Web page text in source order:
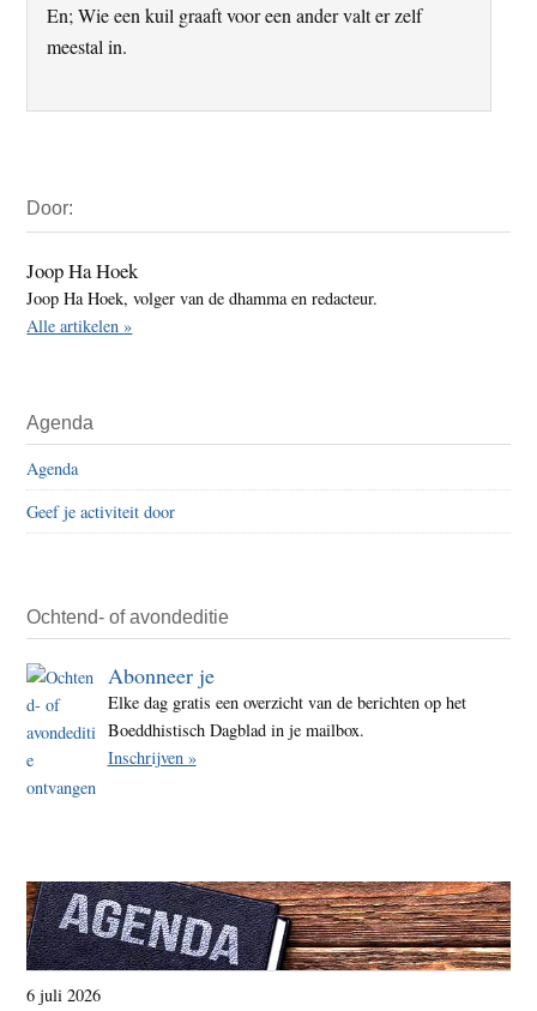
En; Wie een kuil graaft voor een ander valt er zelf
meestal in.
Sidebar
Door:
Joop Ha Hoek
Joop Ha Hoek, volger van de dhamma en redacteur.
Alle artikelen »
Agenda
Agenda
Geef je activiteit door
Ochtend- of avondeditie
Abonneer je
Elke dag gratis een overzicht van de berichten op het
Boeddhistisch Dagblad in je mailbox.
Inschrijven »
6 juli 2026